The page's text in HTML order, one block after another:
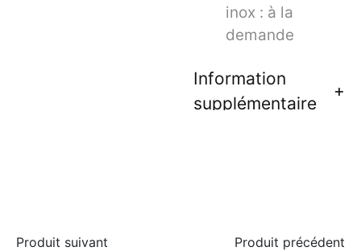
inox : à la
demande
Information
supplémentaire
Produit suivant Produit précédent